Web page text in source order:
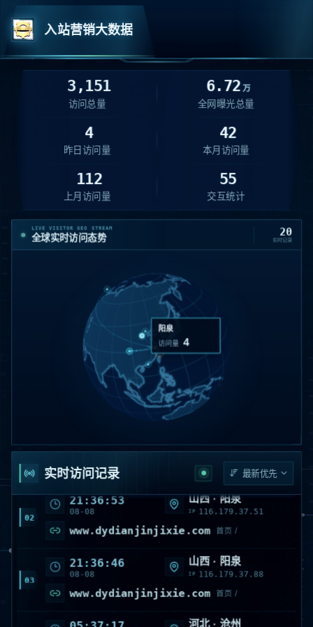
入站营销大数据
3,151
访问总量
6.72 万
全网曝光总量
4
昨日访问量
42
本月访问量
112
上月访问量
55
交互统计
LIVE VISITOR GEO STREAM
全球实时访问态势 20
实时记录
访问量
实时访问记录
01
首页 /
08-08
21:36:53 山西 · 阳泉
IP 116.179.37.51
www.dydianjinjixie.com
08-08
21:36:46 山西 · 阳泉
IP 116.179.37.88
www.dydianjinjixie.com
05:37:17 河北 · 沧州